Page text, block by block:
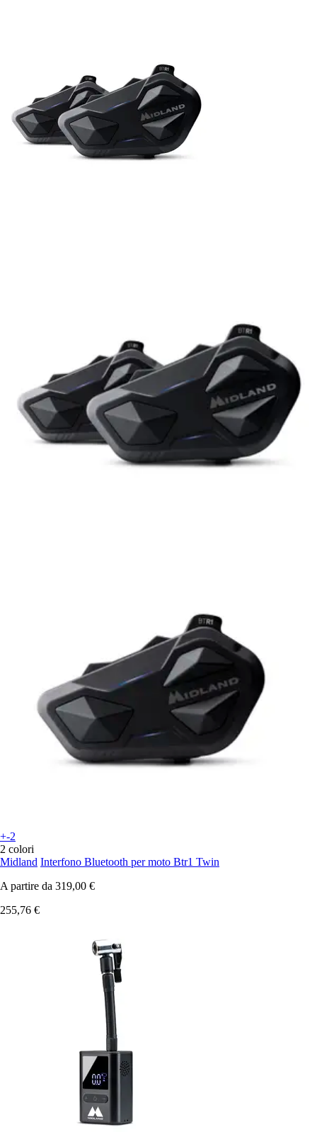
+-2
2 colori
Midland Interfono Bluetooth per moto Btr1 Twin
A partire da 319,00 €
255,76 €